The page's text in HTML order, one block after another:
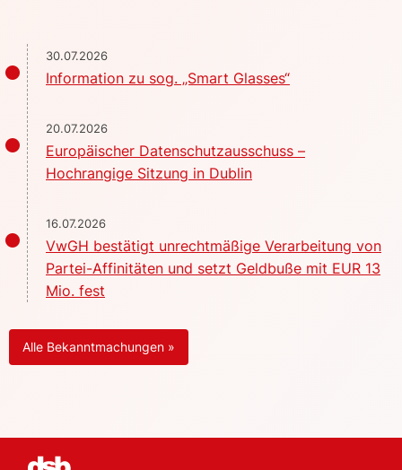
30.07.2026
Information zu sog. „Smart Glasses“
20.07.2026
Europäischer Datenschutzausschuss –
Hochrangige Sitzung in Dublin
16.07.2026
VwGH bestätigt unrechtmäßige Verarbeitung von
Partei-Affinitäten und setzt Geldbuße mit EUR 13
Mio. fest
Alle Bekanntmachungen »